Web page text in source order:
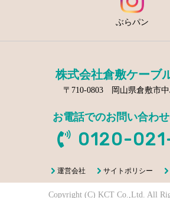
ぶらパン
株式会社倉敷ケーブ
〒710-0803 岡山県倉敷市中
お電話でのお問い合わ
0120-
運営会社 サイトポリシー
Copyright (C) KCT Co.,Ltd. All